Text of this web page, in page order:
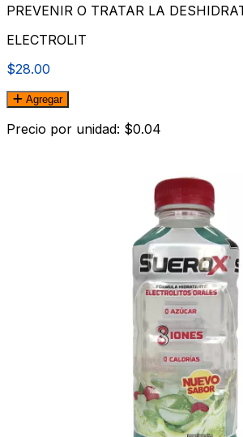
PREVENIR O TRATAR LA
ELECTROLIT
$28.00
Agregar
Precio por unidad: $0.04